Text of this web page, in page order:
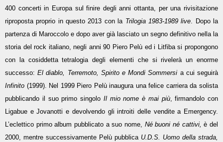
400 concerti in Europa sul finire degli anni ottanta, per una rivisitazione
riproposta proprio in questo 2013 con la Trilogia 1983-1989 live. Dopo la
partenza di Maroccolo e dopo aver già lasciato un segno definitivo nella la
storia del rock italiano, negli anni 90 Piero Pelù ed i Litfiba si propongono
con la cosiddetta tetralogia degli elementi che si rivelerà un enorme
successo:El diablo, Terremoto, Spirito e Mondi Sommersi a cui seguirà
Infinito (1999). Nel 1999 Piero Pelù inaugura una felice carriera da solista
pubblicando il suo primo singolo Il mio nome è mai più, firmandolo con
Ligabue e Jovanotti e devolvendo gli introiti delle vendite a Emergency.
L’eclettico primo album pubblicato a suo nome, Né buoni né cattivi, è del
2000, mentre successivamente Pelù pubblica U.D.S. Uomo della strada,